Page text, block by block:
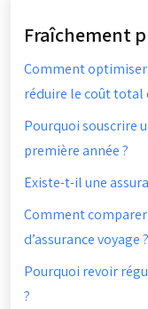
Fraîchement
Comment
réduire le coût total
Pourquoi souscrire
première année ?
Existe-t-il une
Comment
d’assurance voyage ?
Pourquoi revoir
?